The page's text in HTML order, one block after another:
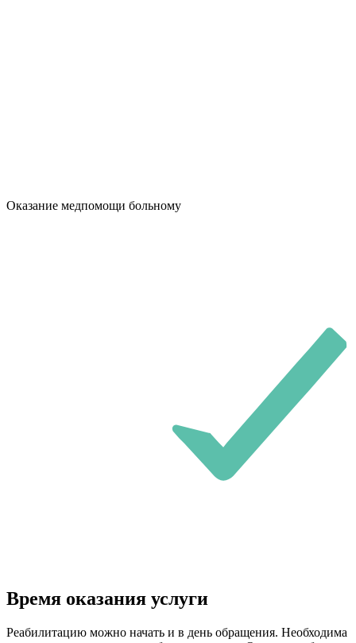
Оказание медпомощи больному
Время оказания услуги
Реабилитацию можно начать и в день обращения. Необходима